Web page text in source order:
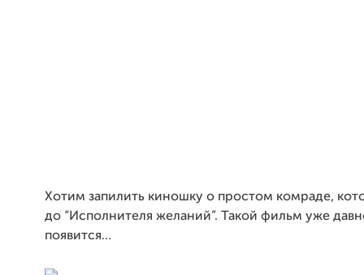
Хотим запилить киношку о простом комраде,
до “Исполнителя желаний”. Такой фильм уже
появится…